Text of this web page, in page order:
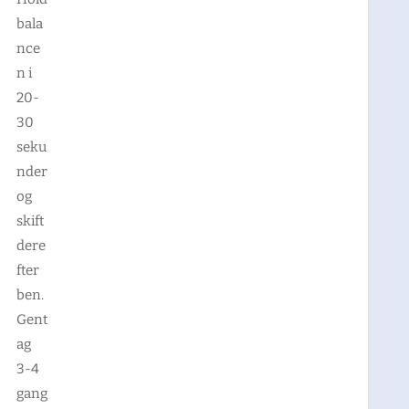
bala
nce
n i
20-
30
seku
nder
og
skift
dere
fter
ben.
Gent
ag
3-4
gang